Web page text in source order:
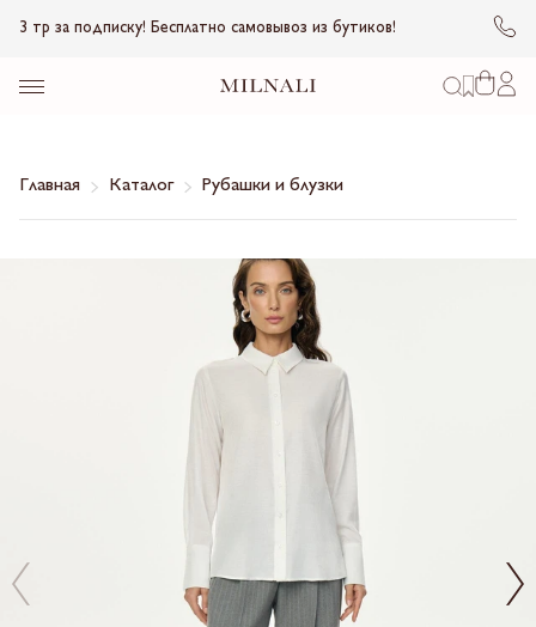
3 тр за подписку! Бесплатно самовывоз из бутиков!
Главная Каталог Рубашки и блузки